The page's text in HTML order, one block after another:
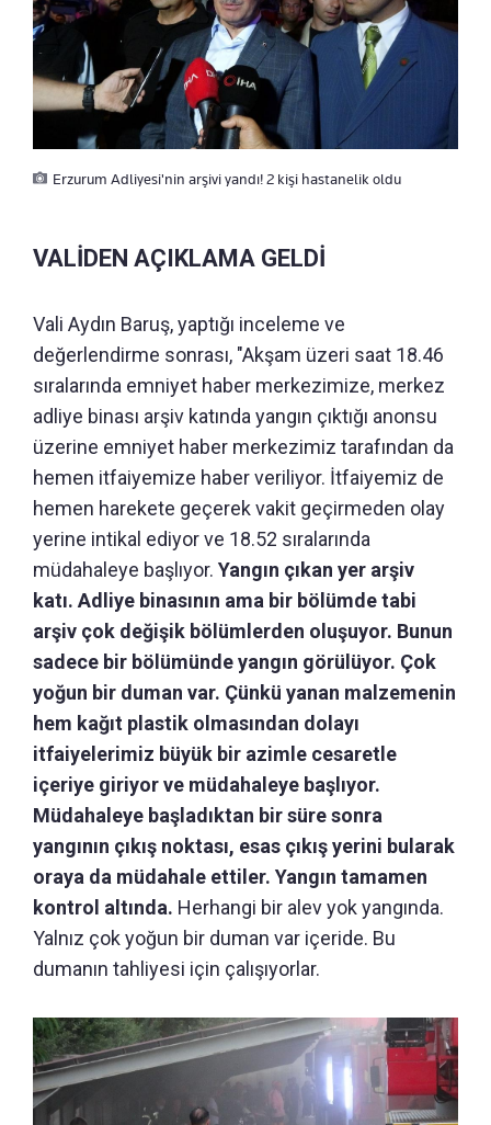
Erzurum Adliyesi'nin arşivi yandı! 2 kişi hastanelik oldu
VALİDEN AÇIKLAMA GELDİ
Vali Aydın Baruş, yaptığı inceleme ve
değerlendirme sonrası, "Akşam üzeri saat 18.46
sıralarında emniyet haber merkezimize, merkez
adliye binası arşiv katında yangın çıktığı anonsu
üzerine emniyet haber merkezimiz tarafından da
hemen itfaiyemize haber veriliyor. İtfaiyemiz de
hemen harekete geçerek vakit geçirmeden olay
yerine intikal ediyor ve 18.52 sıralarında
müdahaleye başlıyor. Yangın çıkan yer arşiv
katı. Adliye binasının ama bir bölümde tabi
arşiv çok değişik bölümlerden oluşuyor. Bunun
sadece bir bölümünde yangın görülüyor. Çok
yoğun bir duman var. Çünkü yanan malzemenin
hem kağıt plastik olmasından dolayı
itfaiyelerimiz büyük bir azimle cesaretle
içeriye giriyor ve müdahaleye başlıyor.
Müdahaleye başladıktan bir süre sonra
yangının çıkış noktası, esas çıkış yerini bularak
oraya da müdahale ettiler. Yangın tamamen
kontrol altında. Herhangi bir alev yok yangında.
Yalnız çok yoğun bir duman var içeride. Bu
dumanın tahliyesi için çalışıyorlar.